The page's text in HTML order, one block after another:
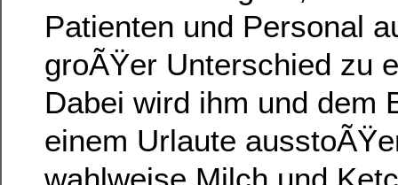
Patienten und Personal
groÃŸer Unterschied zu
Dabei wird ihm und dem
einem Urlaute